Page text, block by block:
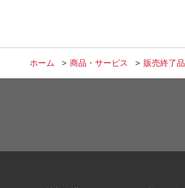
ホーム 商品・サービス 販売終了品